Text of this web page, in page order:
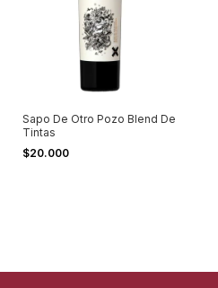
Sapo De Otro Pozo Blend De
Tintas
$20.000